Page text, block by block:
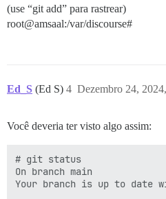
(use “git add” para rastrear)
root@amsaal:/var/discourse#
Ed_S (Ed S) Dezembro 24,
4
Você deveria ter visto algo assim:
# git status
On branch main
Your branch is up to date